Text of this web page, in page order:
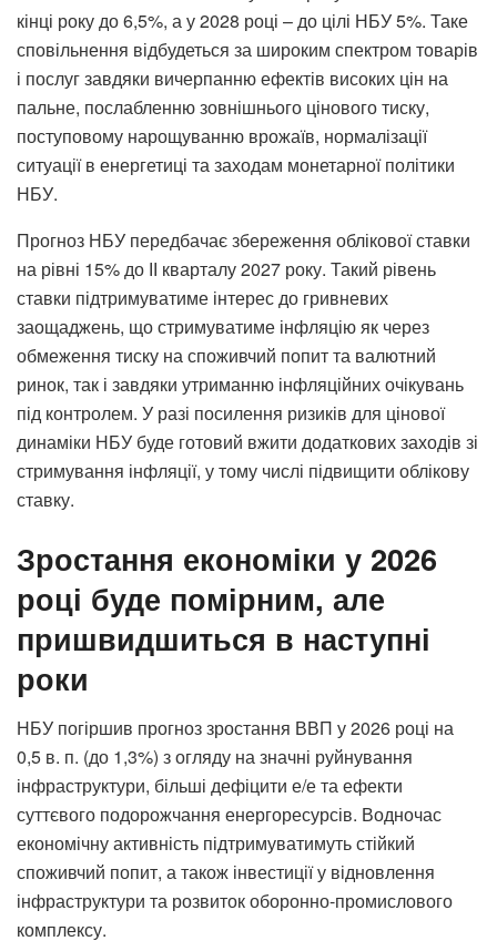
кінці року до 6,5%, а у 2028 році – до цілі НБУ 5%. Таке
сповільнення відбудеться за широким спектром товарів
і послуг завдяки вичерпанню ефектів високих цін на
пальне, послабленню зовнішнього цінового тиску,
поступовому нарощуванню врожаїв, нормалізації
ситуації в енергетиці та заходам монетарної політики
НБУ.
Прогноз НБУ передбачає збереження облікової ставки
на рівні 15% до ІІ кварталу 2027 року. Такий рівень
ставки підтримуватиме інтерес до гривневих
заощаджень, що стримуватиме інфляцію як через
обмеження тиску на споживчий попит та валютний
ринок, так і завдяки утриманню інфляційних очікувань
під контролем. У разі посилення ризиків для цінової
динаміки НБУ буде готовий вжити додаткових заходів зі
стримування інфляції, у тому числі підвищити облікову
ставку.
Зростання економіки у 2026
році буде помірним, але
пришвидшиться в наступні
роки
НБУ погіршив прогноз зростання ВВП у 2026 році на
0,5 в. п. (до 1,3%) з огляду на значні руйнування
інфраструктури, більші дефіцити е/е та ефекти
суттєвого подорожчання енергоресурсів. Водночас
економічну активність підтримуватимуть стійкий
споживчий попит, а також інвестиції у відновлення
інфраструктури та розвиток оборонно-промислового
комплексу.